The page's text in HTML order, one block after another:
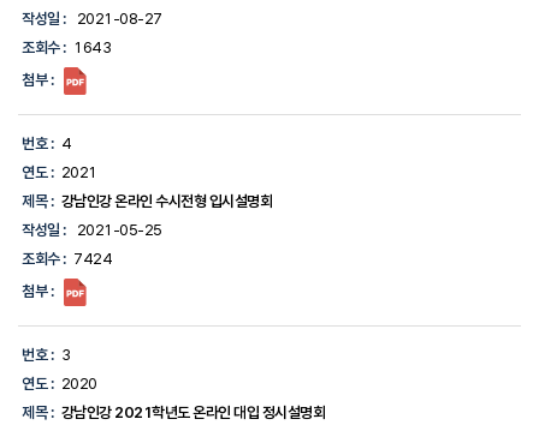
설
명
-
연
제
목,
성
일,
회
부
일
의
작성일 :
2021-08-27
조회수 : 1643
첨부 :
번호 : 4
연도 : 2021
제목 : 강남인강 온라인 수시전형 입시설명회
작성일 :
2021-05-25
조회수 : 7424
첨부 :
번호 : 3
연도 : 2020
제목 : 강남인강 2021학년도 온라인 대입 정시설명회